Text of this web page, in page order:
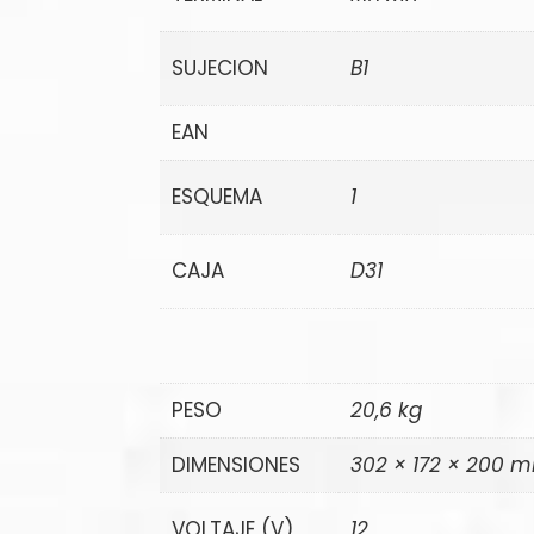
SUJECION B1
EAN
ESQUEMA 1
CAJA D31
PESO
20,6 kg
DIMENSIONES
302 × 172 × 200